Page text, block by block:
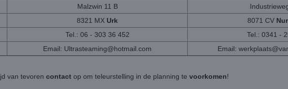
Malzwin 11 B
8321 MX Urk 8071 CV
Tel.: 06 - 303 36 452
Tel.: 0341 -
Email: Ultrasteaming@hotmail.com Email:
van tevoren contact op om teleurstelling in de planning te voorkomen!